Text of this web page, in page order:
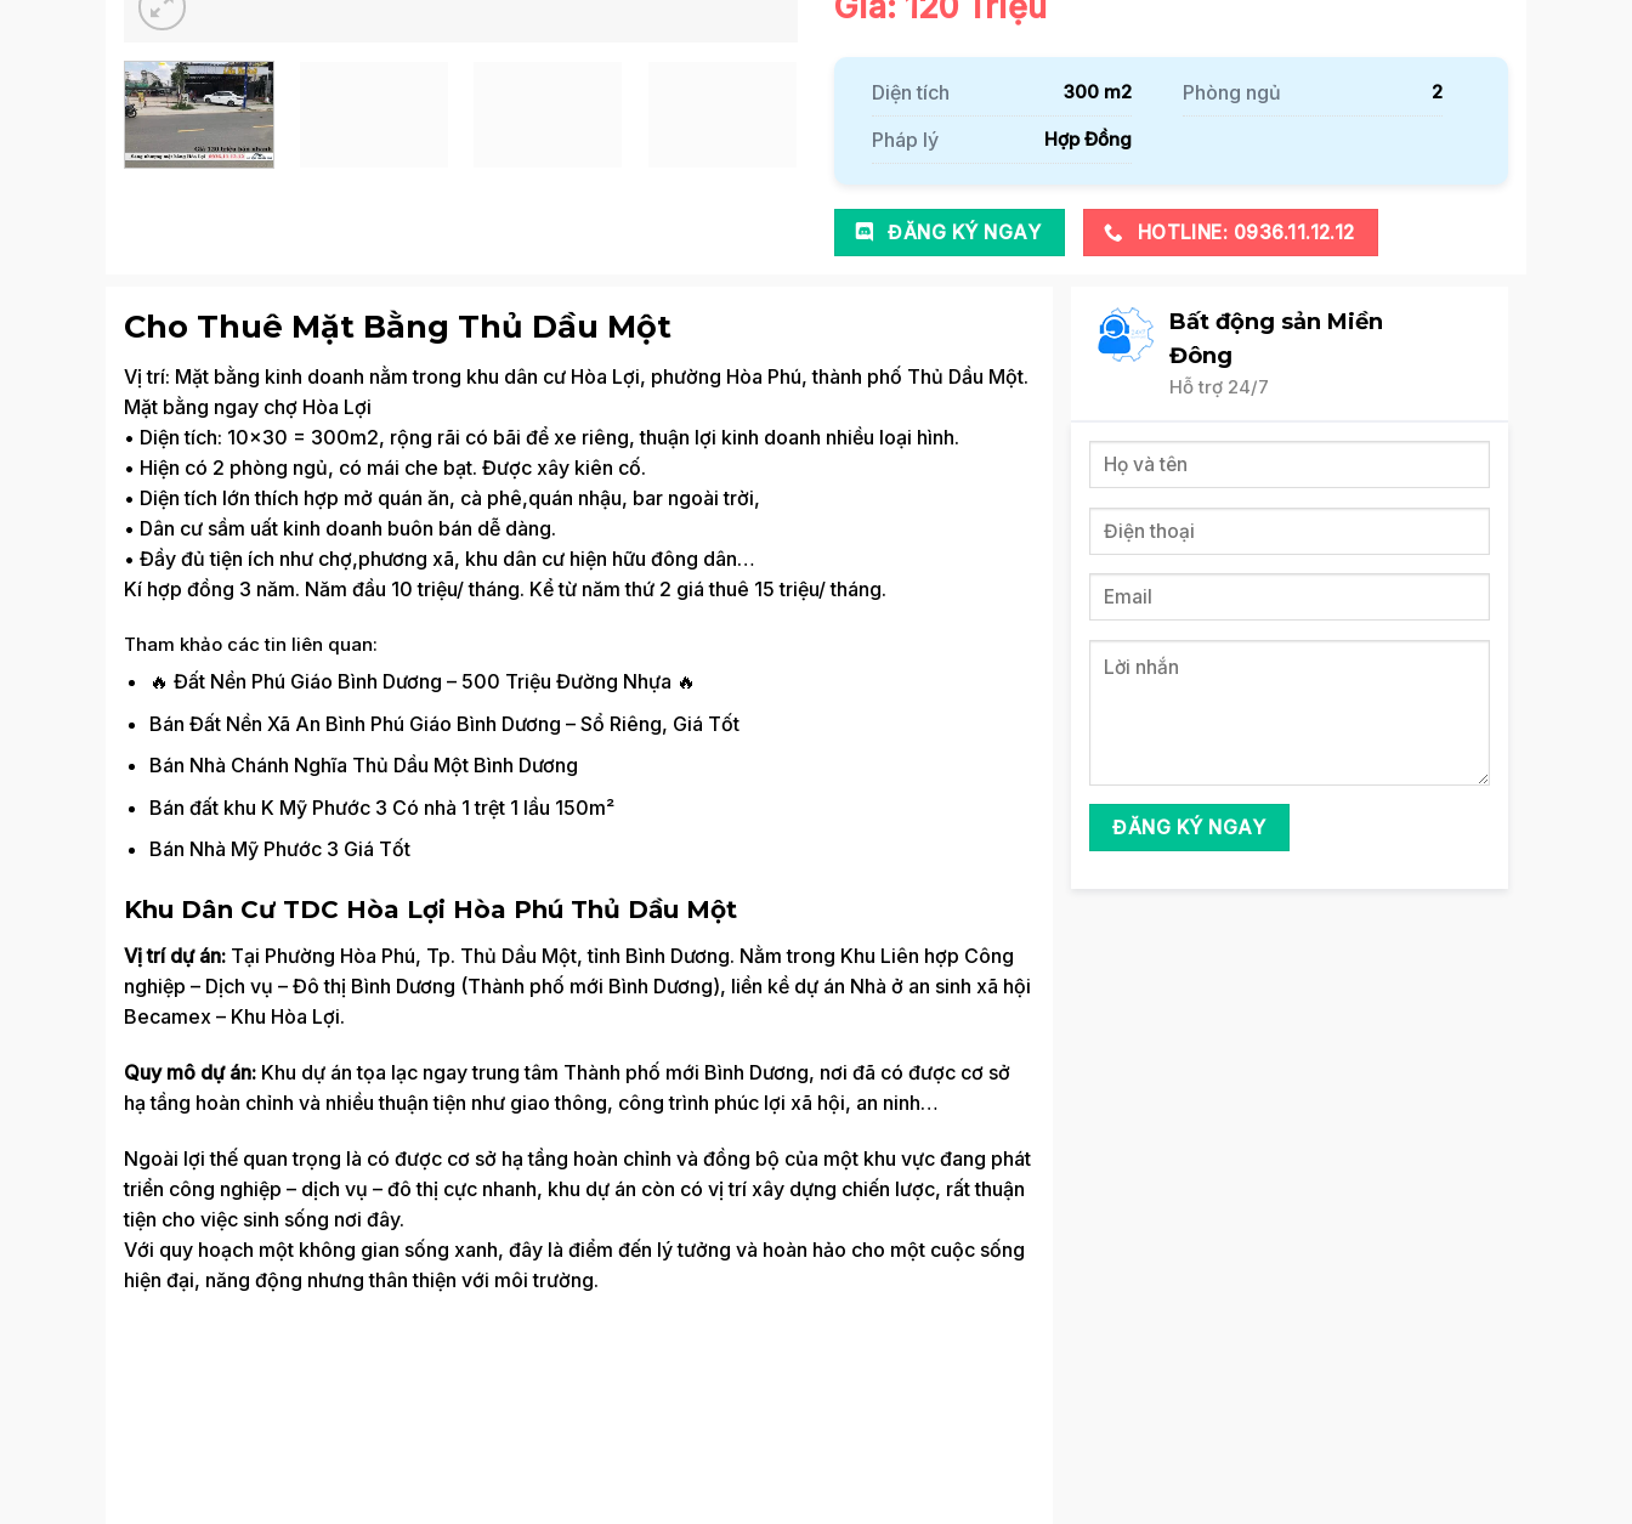
Diện tích 300 m2 Phòng ngủ 2
Pháp lý
Hợp Đồng
Thuê
ĐĂNG KÝ NGAY HOTLINE: 0936.11.12.12
Cho Thuê Mặt Bằng Thủ Dầu Một
Vị trí: Mặt bằng kinh doanh nằm trong khu dân cư Hòa Lợi, phường Hòa Phú, thành phố Thủ Dầu Một.
Mặt bằng ngay chợ Hòa Lợi
• Diện tích: 10×30 = 300m2, rộng rãi có bãi để xe riêng, thuận lợi kinh doanh nhiều loại hình.
• Hiện có 2 phòng ngủ, có mái che bạt. Được xây kiên cố.
• Diện tích lớn thích hợp mở quán ăn, cà phê,quán nhậu, bar ngoài trời,
• Dân cư sầm uất kinh doanh buôn bán dễ dàng.
• Đầy đủ tiện ích như chợ,phương xã, khu dân cư hiện hữu đông dân…
Kí hợp đồng 3 năm. Năm đầu 10 triệu/ tháng. Kể từ năm thứ 2 giá thuê 15 triệu/ tháng.
Tham khảo các tin liên quan:
🔥 Đất Nền Phú Giáo Bình Dương – 500 Triệu Đường Nhựa 🔥
Bán Đất Nền Xã An Bình Phú Giáo Bình Dương – Sổ Riêng, Giá Tốt
Bán Nhà Chánh Nghĩa Thủ Dầu Một Bình Dương
Bán đất khu K Mỹ Phước 3 Có nhà 1 trệt 1 lầu 150m²
Bán Nhà Mỹ Phước 3 Giá Tốt
Khu Dân Cư TDC Hòa Lợi Hòa Phú Thủ Dầu Một
Vị trí dự án: Tại Phường Hòa Phú, Tp. Thủ Dầu Một, tỉnh Bình Dương. Nằm trong Khu Liên hợp Công
nghiệp – Dịch vụ – Đô thị Bình Dương (Thành phố mới Bình Dương), liền kề dự án Nhà ở an sinh xã hội
Becamex – Khu Hòa Lợi.
Quy mô dự án: Khu dự án tọa lạc ngay trung tâm Thành phố mới Bình Dương, nơi đã có được cơ sở
hạ tầng hoàn chỉnh và nhiều thuận tiện như giao thông, công trình phúc lợi xã hội, an ninh…
Ngoài lợi thế quan trọng là có được cơ sở hạ tầng hoàn chỉnh và đồng bộ của một khu vực đang phát
triển công nghiệp – dịch vụ – đô thị cực nhanh, khu dự án còn có vị trí xây dựng chiến lược, rất thuận
tiện cho việc sinh sống nơi đây.
Với quy hoạch một không gian sống xanh, đây là điểm đến lý tưởng và hoàn hảo cho một cuộc sống
hiện đại, năng động nhưng thân thiện với môi trường.
Bất động sản Miền
Đông
Hỗ trợ 24/7